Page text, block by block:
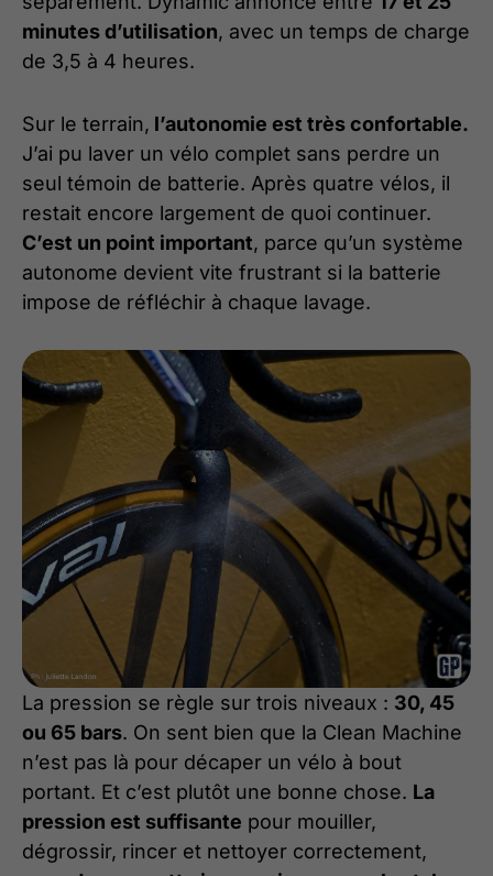
minutes d’utilisation, avec un temps de charge
de 3,5 à 4 heures.
Sur le terrain, l’autonomie est très confortable.
J’ai pu laver un vélo complet sans perdre un
seul témoin de batterie. Après quatre vélos, il
restait encore largement de quoi continuer.
C’est un point important, parce qu’un système
autonome devient vite frustrant si la batterie
impose de réfléchir à chaque lavage.
La pression se règle sur trois niveaux : 30, 45
ou 65 bars. On sent bien que la Clean Machine
n’est pas là pour décaper un vélo à bout
portant. Et c’est plutôt une bonne chose. La
pression est suffisante pour mouiller,
dégrossir, rincer et nettoyer correctement,